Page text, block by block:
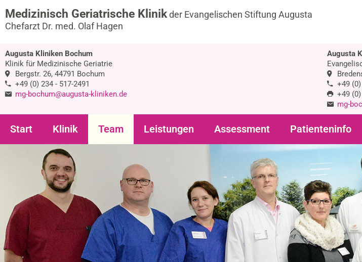
Medizinisch Geriatrische Klinikder Evangelischen Stiftung Augusta
Chefarzt Dr. med. Olaf Hagen
Augusta Kliniken Bochum
Klinik für Medizinische Geriatrie
Bergstr. 26, 44791 Bochum
+49 (0) 234 - 517-2491
mg-bochum@augusta-kliniken.de
Augusta
+49 (0)
+49
mg-
Start Klinik Team Leistungen Assessment Patienteninfo